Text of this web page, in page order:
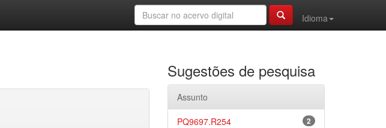
Idioma
Sugestões de pesquisa
Assunto
2
PQ9697.R254